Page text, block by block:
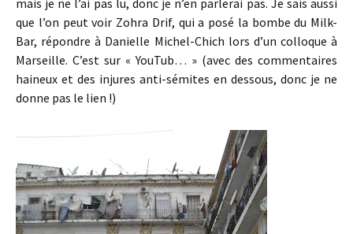
mais je ne l’ai pas lu, donc je n’en parlerai pas. Je sais aussi
que l’on peut voir Zohra Drif, qui a posé la bombe du Milk-
Bar, répondre à Danielle Michel-Chich lors d’un colloque à
Marseille. C’est sur « YouTub… » (avec des commentaires
haineux et des injures anti-sémites en dessous, donc je ne
donne pas le lien !)